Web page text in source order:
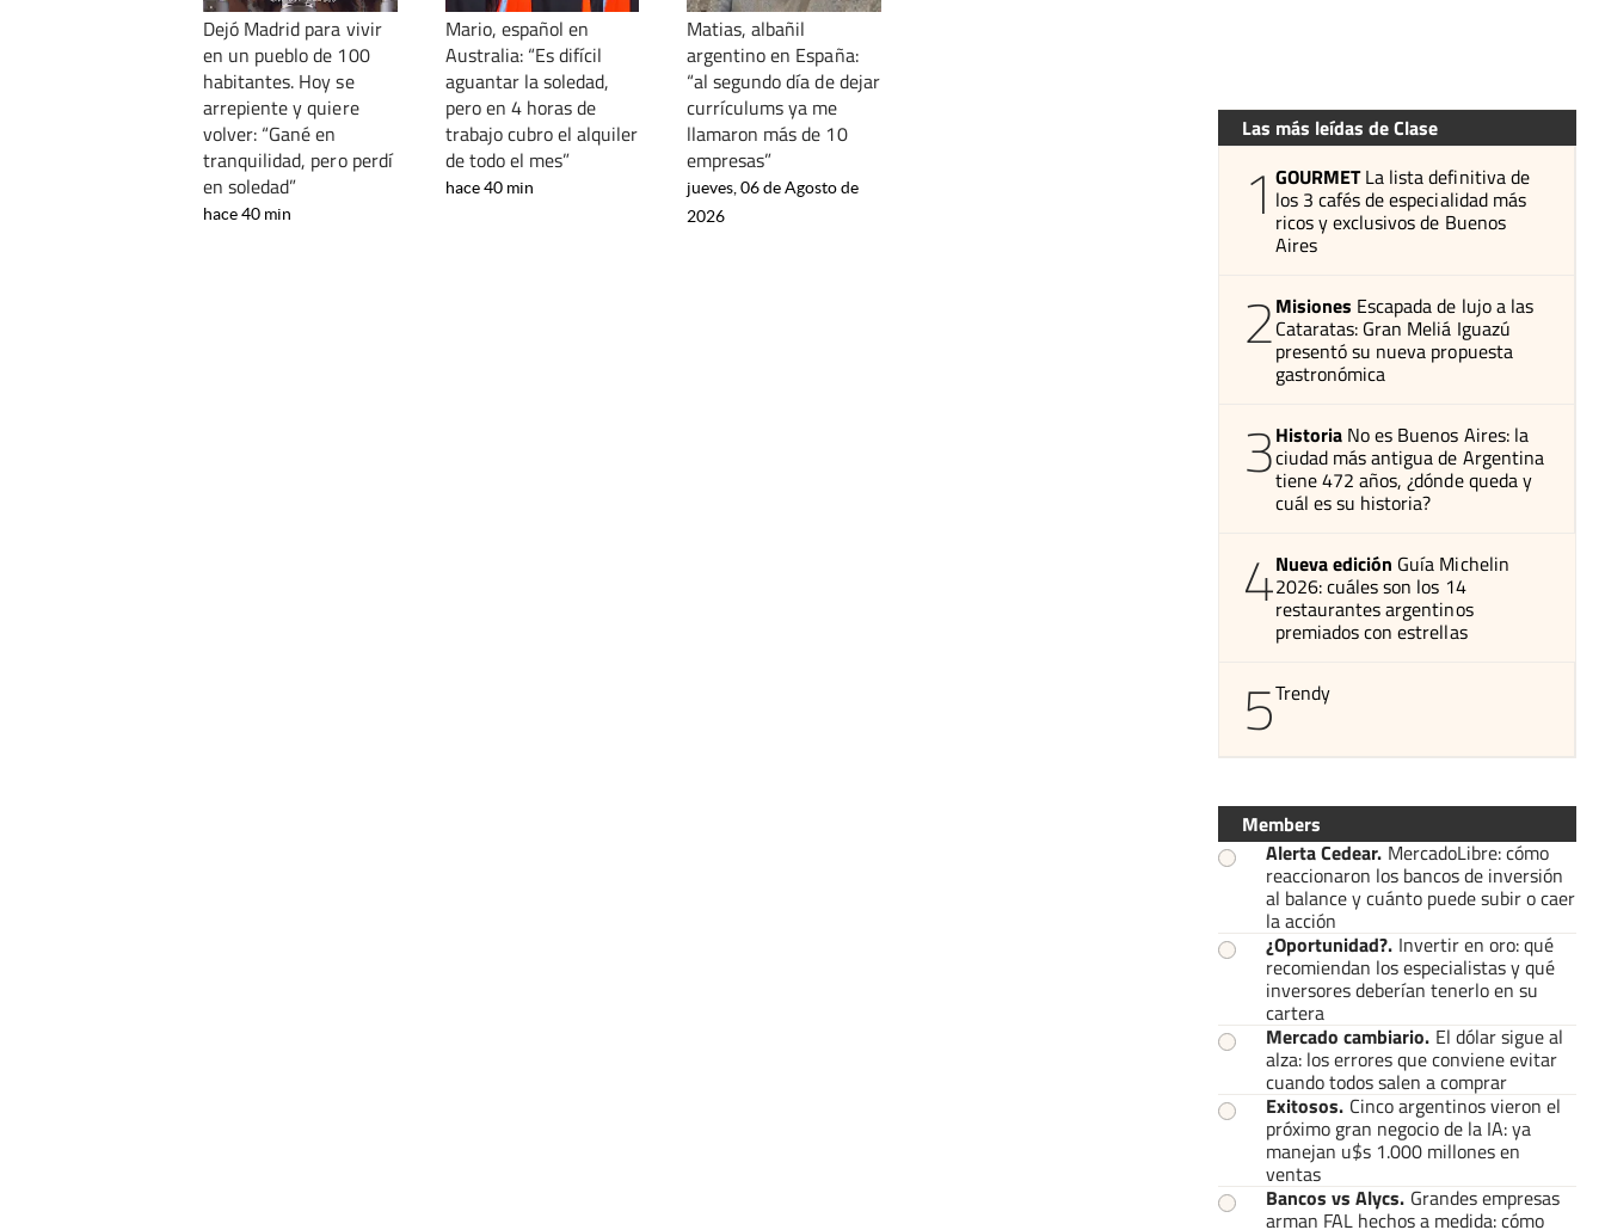
Dejó Madrid para vivir
en un pueblo de 100
habitantes. Hoy se
arrepiente y quiere
volver: “Gané en
tranquilidad, pero perdí
en soledad”
hace 40 min
Mario, español en
Australia: “Es difícil
aguantar la soledad,
pero en 4 horas de
trabajo cubro el alquiler
de todo el mes”
hace 40 min
Matias, albañil
argentino en España:
“al segundo día de dejar
currículums ya me
llamaron más de 10
empresas”
jueves, 06 de Agosto de
2026
Las más leídas de Clase
1 GOURMET La lista definitiva de
los 3 cafés de especialidad más
ricos y exclusivos de Buenos
Aires
2Misiones Escapada de lujo a las
Cataratas: Gran Meliá Iguazú
presentó su nueva propuesta
gastronómica
3Historia No es Buenos Aires: la
ciudad más antigua de Argentina
tiene 472 años, ¿dónde queda y
cuál es su historia?
4Nueva edición Guía Michelin
2026: cuáles son los 14
restaurantes argentinos
premiados con estrellas
5Trendy
Members
Alerta Cedear. MercadoLibre: cómo
reaccionaron los bancos de inversión
al balance y cuánto puede subir o caer
la acción
¿Oportunidad?. Invertir en oro: qué
recomiendan los especialistas y qué
inversores deberían tenerlo en su
cartera
Mercado cambiario. El dólar sigue al
alza: los errores que conviene evitar
cuando todos salen a comprar
Exitosos. Cinco argentinos vieron el
próximo gran negocio de la IA: ya
manejan u$s 1.000 millones en
ventas
Bancos vs Alycs. Grandes empresas
arman FAL hechos a medida: cómo